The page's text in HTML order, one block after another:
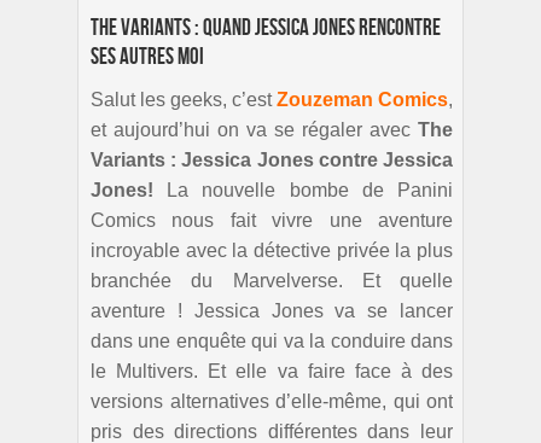
The Variants : quand Jessica Jones rencontre
ses autres moi
Salut les geeks, c’estZouzeman Comics,
et aujourd’hui on va se régaler avec The
Variants : Jessica Jones contre Jessica
Jones! La nouvelle bombe de Panini
Comics nous fait vivre une aventure
incroyable avec la détective privée la plus
branchée du Marvelverse. Et quelle
aventure ! Jessica Jones va se lancer
dans une enquête qui va la conduire dans
le Multivers. Et elle va faire face à des
versions alternatives d’elle-même, qui ont
pris des directions différentes dans leur